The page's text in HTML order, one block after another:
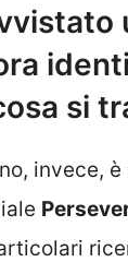
si
invece,